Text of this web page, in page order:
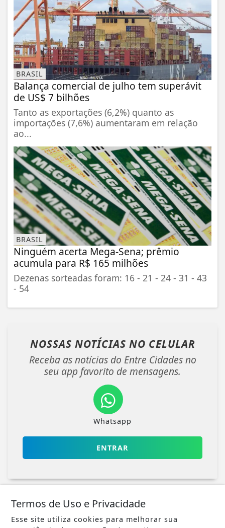
BRASIL
Balança comercial de julho tem superávit
de US$ 7 bilhões
Tanto as exportações (6,2%) quanto as
importações (7,6%) aumentaram em relação
ao...
BRASIL
Ninguém acerta Mega-Sena; prêmio
acumula para R$ 165 milhões
Dezenas sorteadas foram: 16 - 21 - 24 - 31 - 43
- 54
NOSSAS NOTÍCIAS NO CELULAR
Receba as notícias do Entre Cidades no
seu app favorito de mensagens.
Whatsapp
ENTRAR
Termos de Uso e Privacidade
Esse site utiliza cookies para melhorar sua